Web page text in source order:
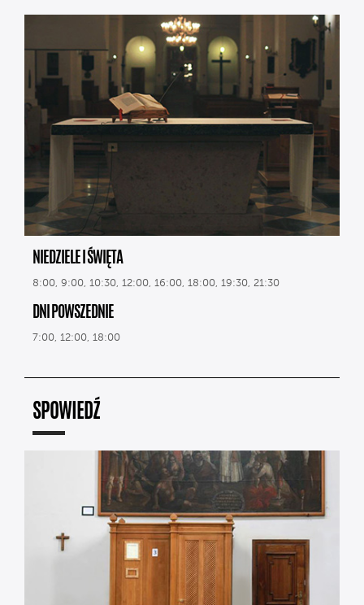
NIEDZIELE I ŚWIĘTA
8:00, 9:00, 10:30, 12:00, 16:00, 18:00, 19:30, 21:30
DNI POWSZEDNIE
7:00, 12:00, 18:00
SPOWIEDŹ